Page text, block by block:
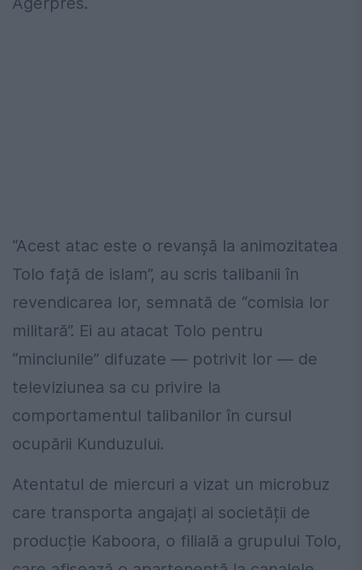
“Acest atac este o revanșă la animozitatea
Tolo față de islam”, au scris talibanii în
revendicarea lor, semnată de “comisia lor
militară”. Ei au atacat Tolo pentru
“minciunile” difuzate — potrivit lor — de
televiziunea sa cu privire la
comportamentul talibanilor în cursul
ocupării Kunduzului.
Atentatul de miercuri a vizat un microbuz
care transporta angajați ai societății de
producție Kaboora, o filială a grupului Tolo,